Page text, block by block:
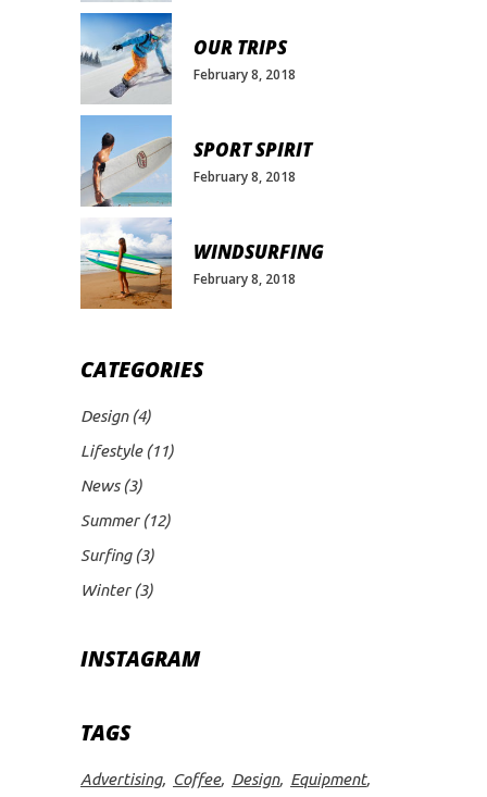
OUR TRIPS
February 8, 2018
SPORT SPIRIT
February 8, 2018
WINDSURFING
February 8, 2018
CATEGORIES
Design(4)
Lifestyle(11)
News(3)
Summer(12)
Surfing(3)
Winter(3)
INSTAGRAM
TAGS
Advertising Coffee Design
Equipment